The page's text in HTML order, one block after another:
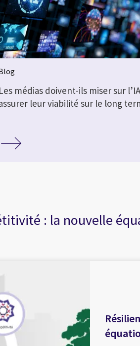
Les médias doivent-ils miser sur
leur viabilité sur le long
: la nouvelle